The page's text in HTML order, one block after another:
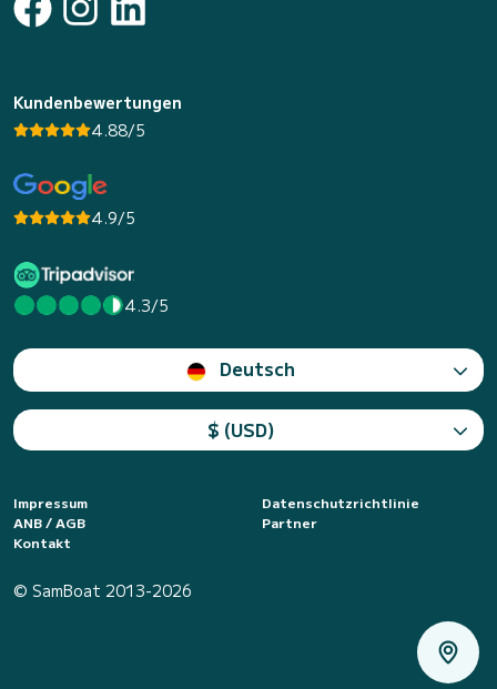
Kundenbewertungen
4.88/5
4.9/5
4.3/5
Deutsch
$ (USD)
Impressum
Datenschutzrichtlinie
ANB / AGB
Partner
Kontakt
© SamBoat 2013-2026